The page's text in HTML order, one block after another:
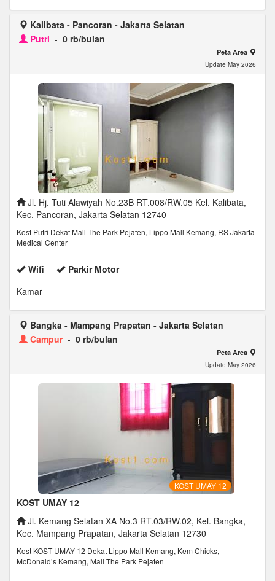
Kalibata - Pancoran - Jakarta Selatan
Putri - 0 rb/bulan
Peta Area
Update May 2026
Jl. Hj. Tuti Alawiyah No.23B RT.008/RW.05 Kel. Kalibata,
Kec. Pancoran, Jakarta Selatan 12740
Kost Putri Dekat Mall The Park Pejaten, Lippo Mall Kemang, RS Jakarta
Medical Center
Wifi
Parkir Motor
Kamar
Bangka - Mampang Prapatan - Jakarta Selatan
Campur- 0 rb/bulan
Peta Area
Update May 2026
KOST UMAY 12
KOST UMAY 12
Jl. Kemang Selatan XA No.3 RT.03/RW.02, Kel. Bangka,
Kec. Mampang Prapatan, Jakarta Selatan 12730
Kost KOST UMAY 12 Dekat Lippo Mall Kemang, Kem Chicks,
McDonald’s Kemang, Mall The Park Pejaten